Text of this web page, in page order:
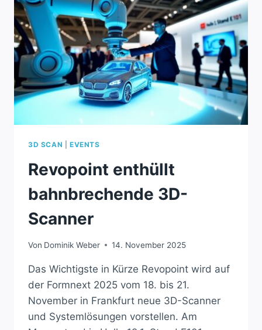
ABFALL
3D SCAN EVENTS
Revopoint enthüllt
bahnbrechende 3D-
Scanner
Von Dominik Weber 14. November 2025
Das Wichtigste in Kürze Revopoint wird auf
der Formnext 2025 vom 18. bis 21.
November in Frankfurt neue 3D-Scanner
und Systemlösungen vorstellen. Am